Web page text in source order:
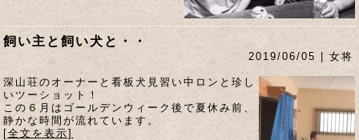
飼い主と飼い犬と・・
2019/06/05 | 女将
深山荘のオーナーと看板犬見習い中ロンと珍し
いツーショット！
この６月はゴールデンウィーク後で夏休み前、
静かな時間が流れています。
[全文を表示]